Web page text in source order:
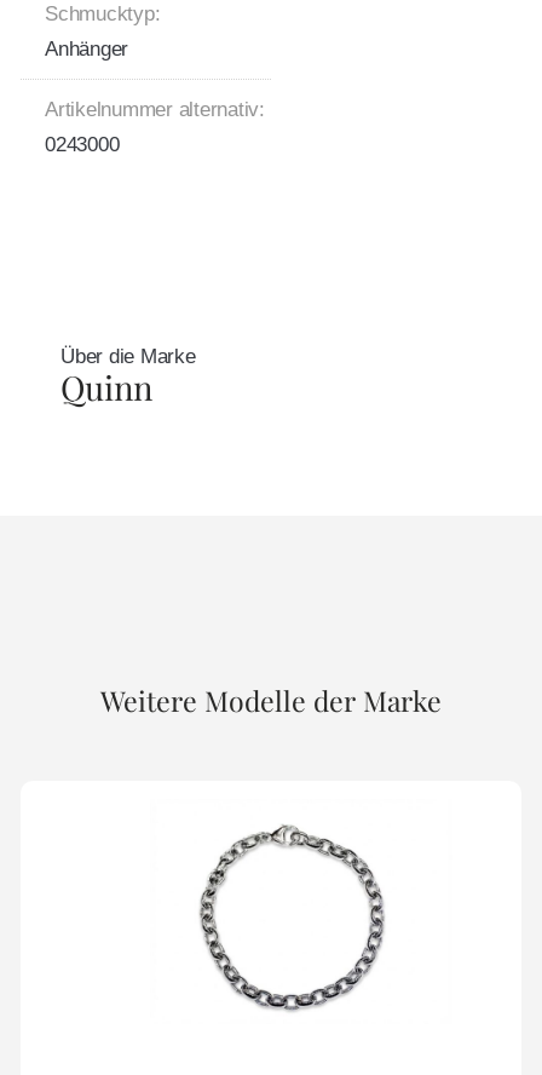
Schmucktyp:
Anhänger
Artikelnummer alternativ:
0243000
Über die Marke
Quinn
Weitere Modelle der Marke